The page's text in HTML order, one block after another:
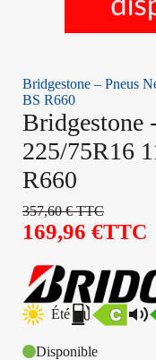
Bridgestone – Pneus
BS R660
Bridgestone
225/75R16
R660
357,60€TTC
169,96 €TTC
Été
Disponible